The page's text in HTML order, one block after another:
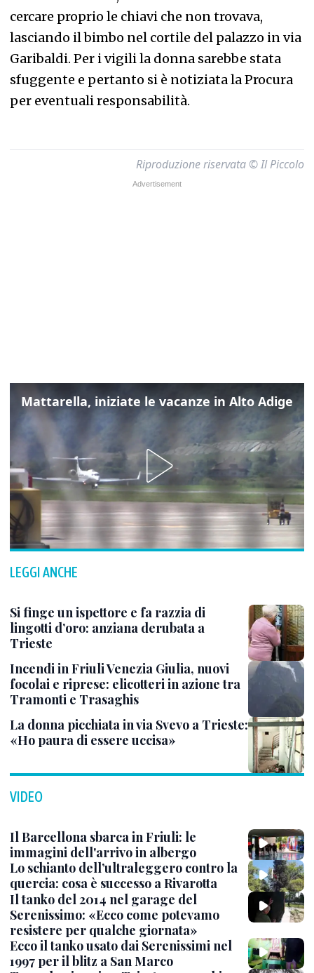
cercare proprio le chiavi che non trovava,
lasciando il bimbo nel cortile del palazzo in via
Garibaldi. Per i vigili la donna sarebbe stata
sfuggente e pertanto si è notiziata la Procura
per eventuali responsabilità.
Riproduzione riservata © Il Piccolo
Mattarella, iniziate le vacanze in Alto Adige
LEGGI ANCHE
Si finge un ispettore e fa razzia di
lingotti d’oro: anziana derubata a
Trieste
Incendi in Friuli Venezia Giulia, nuovi
focolai e riprese: elicotteri in azione tra
Tramonti e Trasaghis
La donna picchiata in via Svevo a Trieste:
«Ho paura di essere uccisa»
VIDEO
Il Barcellona sbarca in Friuli: le
immagini dell'arrivo in albergo
Lo schianto dell’ultraleggero contro la
quercia: cosa è successo a Rivarotta
Il tanko del 2014 nel garage del
Serenissimo: «Ecco come potevamo
resistere per qualche giornata»
Ecco il tanko usato dai Serenissimi nel
1997 per il blitz a San Marco